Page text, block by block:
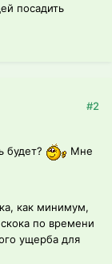
посадить
#2
будет?
Мне
как минимум,
по времени
ущерба для